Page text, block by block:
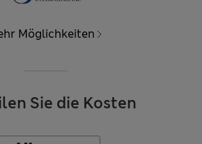
Möglichkeiten
Sie die Kosten